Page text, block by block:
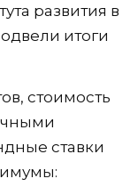
развития в
итоги
стоимость
ставки